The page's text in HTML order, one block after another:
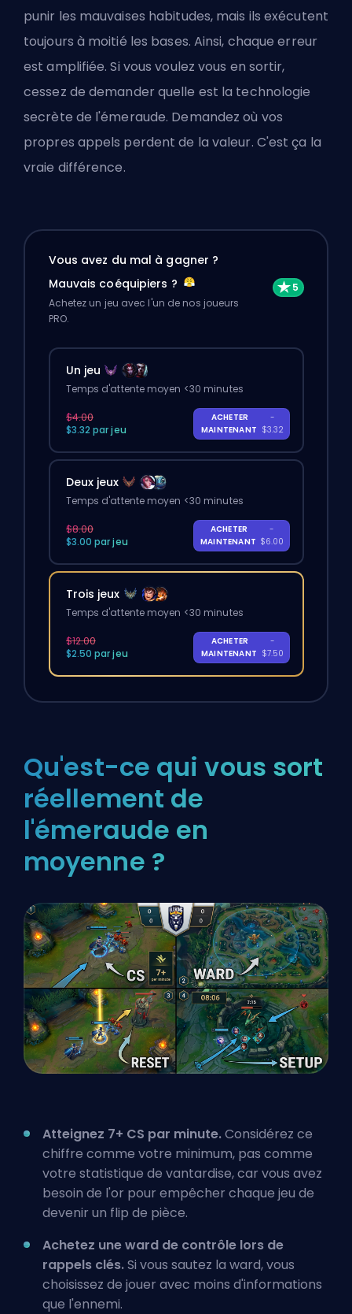
punir les mauvaises habitudes, mais ils exécutent
toujours à moitié les bases. Ainsi, chaque erreur
est amplifiée. Si vous voulez vous en sortir,
cessez de demander quelle est la technologie
secrète de l'émeraude. Demandez où vos
propres appels perdent de la valeur. C'est ça la
vraie différence.
Vous avez du mal à gagner ?
Mauvais coéquipiers ?
Achetez un jeu avec l'un de nos joueurs
PRO.
Un jeu
Temps d'attente moyen <30 minutes
$4.00
$3.32 par jeu
ACHETER
MAINTENANT
-
$3.32
Deux jeux
Temps d'attente moyen <30 minutes
$8.00
$3.00 par jeu
ACHETER
MAINTENANT
-
$6.00
Trois jeux
Temps d'attente moyen <30 minutes
$12.00
$2.50 par jeu
ACHETER
MAINTENANT
-
$7.50
Qu'est-ce qui vous sort
réellement de
l'émeraude en
moyenne ?
Atteignez 7+ CS par minute.Considérez ce
chiffre comme votre minimum, pas comme
votre statistique de vantardise, car vous avez
besoin de l'or pour empêcher chaque jeu de
devenir un flip de pièce.
Achetez une ward de contrôle lors de
rappels clés.Si vous sautez la ward, vous
choisissez de jouer avec moins d'informations
que l'ennemi.